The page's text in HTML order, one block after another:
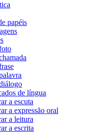
papéis
de língua
a escuta
a expressão oral
a leitura
a escrita